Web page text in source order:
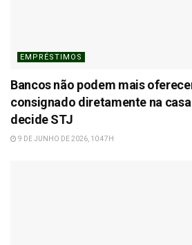
EMPRÉSTIMOS
Bancos não podem mais
consignado diretamente na
decide STJ
9 DE JUNHO DE 2026, 10:47H